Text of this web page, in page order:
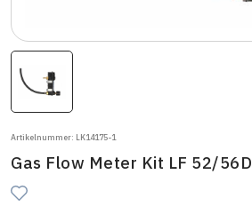
Artikelnummer: LK14175-1
Gas Flow Meter Kit LF 52/56D